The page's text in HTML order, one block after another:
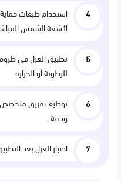
استخدام طبقات
لأشعة الشمس
تطبيق العزل في ظروف
للرطوبة أو الحرارة.
توظيف فريق متخصص
ودقة.
اختبار العزل بعد